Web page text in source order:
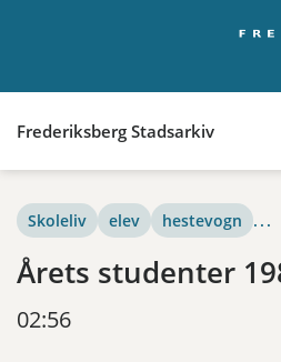
Frederiksberg Stadsarkiv
Skoleliv elev hestevogn ...
Årets studenter
02:56